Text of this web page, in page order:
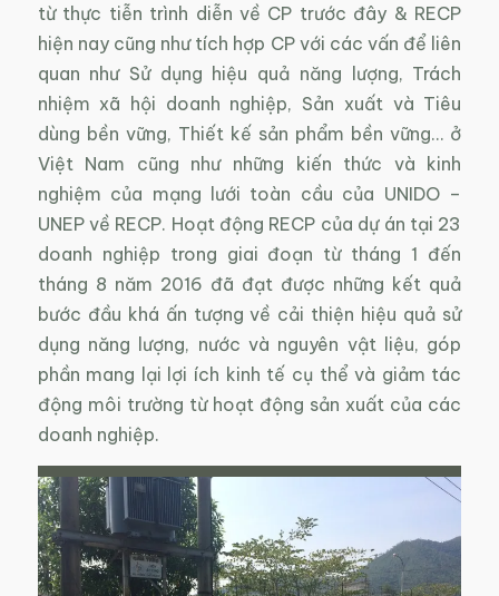
từ thực tiễn trình diễn về CP trước đây & RECP
hiện nay cũng như tích hợp CP với các vấn để liên
quan như Sử dụng hiệu quả năng lượng, Trách
nhiệm xã hội doanh nghiệp, Sản xuất và Tiêu
dùng bền vững, Thiết kế sản phẩm bền vững… ở
Việt Nam cũng như những kiến thức và kinh
nghiệm của mạng lưới toàn cầu của UNIDO –
UNEP về RECP. Hoạt động RECP của dự án tại 23
doanh nghiệp trong giai đoạn từ tháng 1 đến
tháng 8 năm 2016 đã đạt được những kết quả
bước đầu khá ấn tượng về cải thiện hiệu quả sử
dụng năng lượng, nước và nguyên vật liệu, góp
phần mang lại lợi ích kinh tế cụ thể và giảm tác
động môi trường từ hoạt động sản xuất của các
doanh nghiệp.